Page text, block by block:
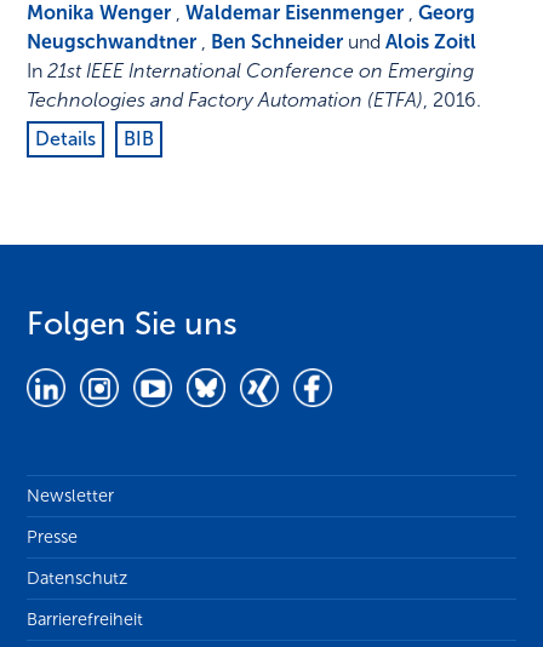
Monika Wenger ,Waldemar Eisenmenger ,Georg
Neugschwandtner , Ben Schneider undAlois Zoitl
In21st IEEE International Conference on Emerging
Technologies and Factory Automation (ETFA), 2016.
Details
BIB
Folgen Sie uns
Newsletter
Presse
Datenschutz
Barrierefreiheit